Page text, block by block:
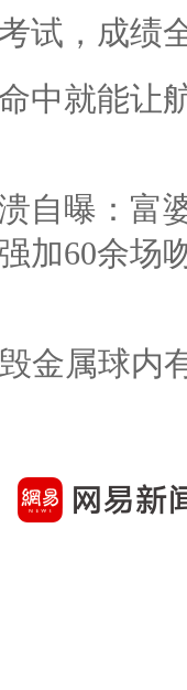
试，成绩
中就能让
自曝：富
加60余场
金属球内